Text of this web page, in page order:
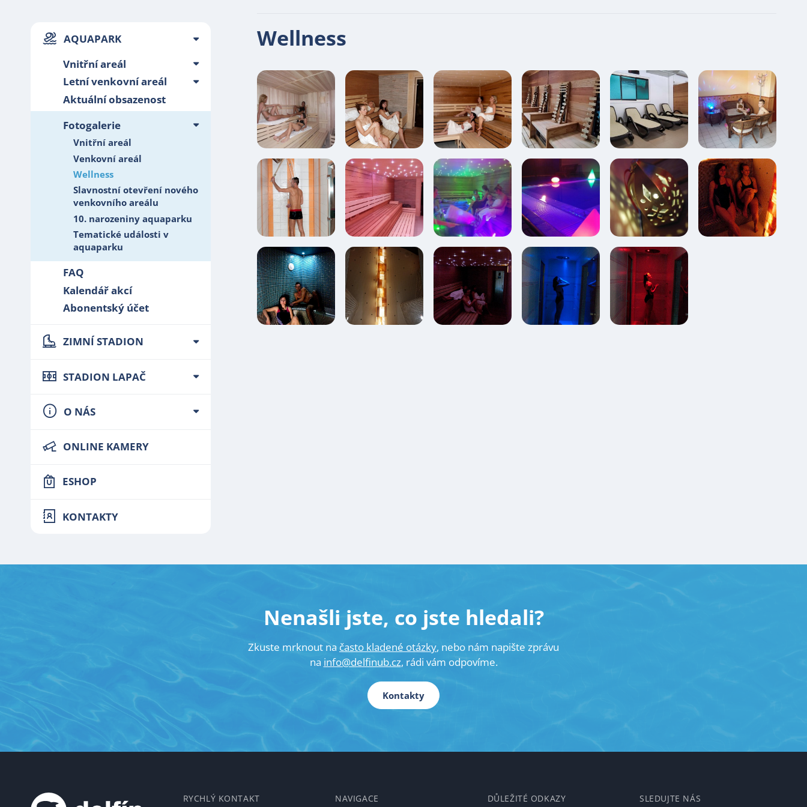
AQUAPARK
Vnitřní areál
Letní venkovní areál
Aktuální obsazenost
Fotogalerie
Vnitřní areál
Venkovní areál
Wellness
Slavnostní otevření nového
venkovního areálu
10. narozeniny aquaparku
Tematické události v
aquaparku
FAQ
Kalendář akcí
Abonentský účet
ZIMNÍ STADION
STADION LAPAČ
O NÁS
ONLINE KAMERY
ESHOP
KONTAKTY
Wellness
Nenašli jste, co jste hledali?
Zkuste mrknout na často kladené otázky, nebo nám napište zprávu
na info@delfinub.cz, rádi vám odpovíme.
Kontakty
RYCHLÝ KONTAKT NAVIGACE DŮLEŽITÉ ODKAZY SLEDUJTE NÁS